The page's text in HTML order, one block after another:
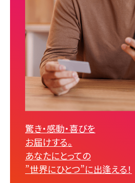
驚き・感動・喜びを
お届けする。
あなたにとっての
”世界にひとつ”に出逢える！